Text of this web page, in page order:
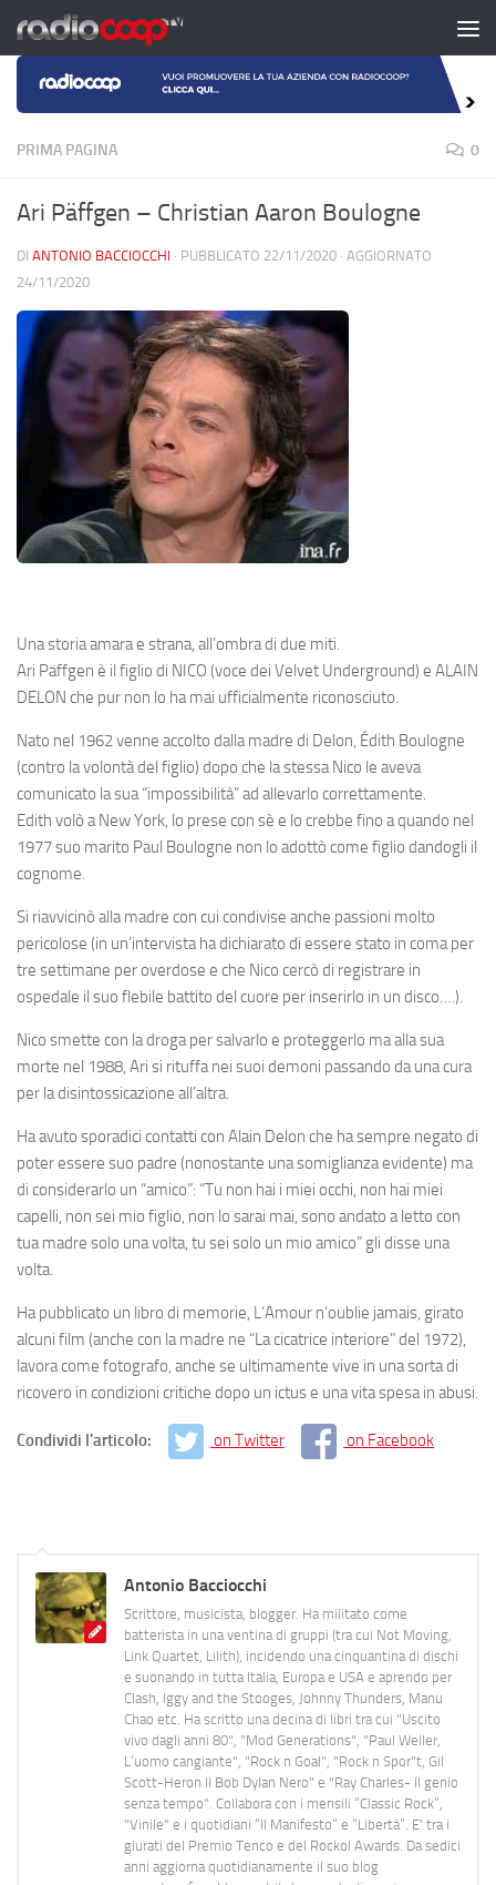
Salta al contenuto
PRIMA PAGINA 0
Ari Päffgen – Christian Aaron Boulogne
DI ANTONIO BACCIOCCHI · PUBBLICATO 22/11/2020 · AGGIORNATO
24/11/2020
Una storia amara e strana, all’ombra di due miti.
Ari Päffgen è il figlio di NICO (voce dei Velvet Underground) e ALAIN
DELON che pur non lo ha mai ufficialmente riconosciuto.
Nato nel 1962 venne accolto dalla madre di Delon, Édith Boulogne
(contro la volontà del figlio) dopo che la stessa Nico le aveva
comunicato la sua “impossibilità” ad allevarlo correttamente.
Edith volò a New York, lo prese con sè e lo crebbe fino a quando nel
1977 suo marito Paul Boulogne non lo adottò come figlio dandogli il
cognome.
Si riavvicinò alla madre con cui condivise anche passioni molto
pericolose (in un’intervista ha dichiarato di essere stato in coma per
tre settimane per overdose e che Nico cercò di registrare in
ospedale il suo flebile battito del cuore per inserirlo in un disco….).
Nico smette con la droga per salvarlo e proteggerlo ma alla sua
morte nel 1988, Ari si rituffa nei suoi demoni passando da una cura
per la disintossicazione all’altra.
Ha avuto sporadici contatti con Alain Delon che ha sempre negato di
poter essere suo padre (nonostante una somiglianza evidente) ma
di considerarlo un “amico”: “Tu non hai i miei occhi, non hai miei
capelli, non sei mio figlio, non lo sarai mai, sono andato a letto con
tua madre solo una volta, tu sei solo un mio amico” gli disse una
volta.
Ha pubblicato un libro di memorie, L’Amour n’oublie jamais, girato
alcuni film (anche con la madre ne “La cicatrice interiore” del 1972),
lavora come fotografo, anche se ultimamente vive in una sorta di
ricovero in condizioni critiche dopo un ictus e una vita spesa in abusi.
Condividi l'articolo: on Twitter on Facebook
Antonio Bacciocchi
Scrittore, musicista, blogger. Ha militato come
batterista in una ventina di gruppi (tra cui Not Moving,
Link Quartet, Lilith), incidendo una cinquantina di dischi
e suonando in tutta Italia, Europa e USA e aprendo per
Clash, Iggy and the Stooges, Johnny Thunders, Manu
Chao etc. Ha scritto una decina di libri tra cui "Uscito
vivo dagli anni 80", "Mod Generations", "Paul Weller,
L’uomo cangiante", "Rock n Goal", "Rock n Spor"t, Gil
Scott-Heron Il Bob Dylan Nero" e "Ray Charles- Il genio
senza tempo". Collabora con i mensili “Classic Rock”,
"Vinile" e i quotidiani “Il Manifesto” e “Libertà”. E' tra i
giurati del Premio Tenco e del Rockol Awards. Da sedici
anni aggiorna quotidianamente il suo blog